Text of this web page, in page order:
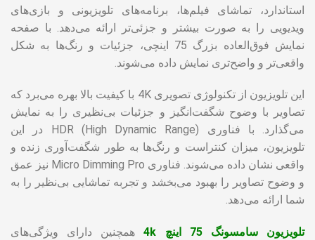
استاندارد، تماشای فیلم‌ها، برنامه‌های تلویزیونی و بازی‌های
ویدیویی را به صورت بیشتر و جزئی‌تر ارائه می‌دهد. با صفحه
نمایش فوق‌العاده بزرگ 75 اینچی، جزئیات و رنگ‌ها به شکل
واقعی‌تر و واضح‌تری نمایش داده می‌شوند.
این تلویزیون از تکنولوژی تصویری 4K با کیفیت بالا بهره می‌برد که
تصاویر با وضوح شگفت‌انگیز و جزئیات بی‌نظیری را به نمایش
می‌گذارد. با فناوری HDR (High Dynamic Range) در این
تلویزیون، میزان کنتراست و رنگ‌ها به طور شگفت‌آوری زنده و
واقعی نشان داده می‌شوند. فناوری Micro Dimming Pro نیز عمق
و وضوح تصاویر را بهبود می‌بخشد و تجربه تماشایی بی‌نظیر را به
شما ارائه می‌دهد.
تلویزیون سامسونگ 75 اینچ 4k
همچنین دارای ویژگی‌های